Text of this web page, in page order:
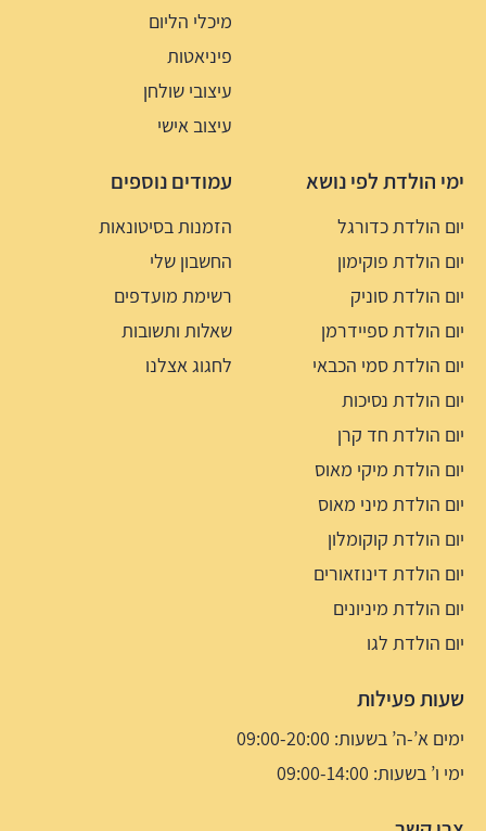
מיכלי הליום
פיניאטות
עיצובי שולחן
עיצוב אישי
ימי הולדת לפי נושא
יום הולדת כדורגל
יום הולדת פוקימון
יום הולדת סוניק
יום הולדת ספיידרמן
יום הולדת סמי הכבאי
יום הולדת נסיכות
יום הולדת חד קרן
יום הולדת מיקי מאוס
יום הולדת מיני מאוס
יום הולדת קוקומלון
יום הולדת דינוזאורים
יום הולדת מיניונים
יום הולדת לגו
עמודים נוספים
הזמנות בסיטונאות
החשבון שלי
רשימת מועדפים
שאלות ותשובות
לחגוג אצלנו
שעות פעילות
ימים א’-ה’ בשעות: 09:00-20:00
ימי ו’ בשעות: 09:00-14:00